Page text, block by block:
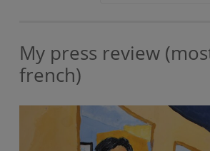
My press review
french)